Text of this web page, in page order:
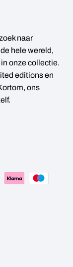
naar
hele wereld,
onze collectie.
editions en
ons